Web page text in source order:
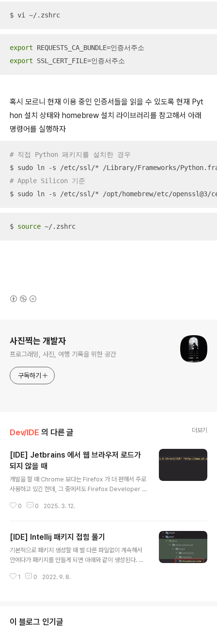
$ vi ~/.zshrc
export
export SSL_CERT_FILE=인증서주소
혹시 모르니 현재 이용 중인 인증서들을 읽을 수 있도록 현재 Pyt
hon 설치 상태와 homebrew 설치 라이브러리를 참고해서 아래
명령어를 실행하자
# 직접 Python 패키지를 설치한 경우
# Apple Silicon 기준
$ sudo ln -s /etc/ssl/* /opt/homebrew/etc/openssl@3/
$ source ~/.zshrc
사진찍는 개발자
프로그래밍, 사진, 여행 기록을 위한 공간
구독하기
Dev/IDE 의 다른 글 더보기
[IDE] Jetbrains 에서 웹 브라우저 로드가
되지 않을 때
개발을 할 때 Chrome 보다는 Firefox 가 더 편해서 주로
사용하고 있긴 한데, 그 중에서도 Firefox Developer E
를 가지고 있기도 해서 Jetbrains 에서 Firefox 브라우저
and Preview 로 들어가면 브라우저별로 열 수 있는 목록
이 나온다. 나 같은 경우에는 MacOS 를 사용하고 있어서
직접 경로를 설정해주어야 했는데 MacOS 의 경우 Firef
있었다. /Applications/Firefox D..
0 0 2025. 3. 12.
[IDE] Intellij 패키지 접힘 풀기
기본적으로 패키지 생성할 때 별 다른 파일없이 계속해서
안에다가 패키지를 만들게 되면 아래와 같이 생성된다. 예
후 그 아래에 code 라는 패키지를 다시 한 번 만들면 위처
튼을 누르고 'Compact Middle Packages' 를 누르면
아래처럼 별도의 패키지로 분리되어 보이게 된다.
1 0 2022. 9. 8.
이 블로그 인기글